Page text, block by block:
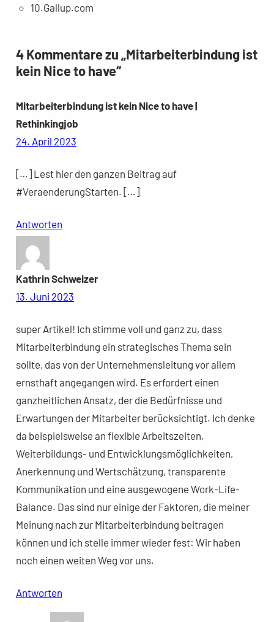
10.Gallup.com
4 Kommentare zu „Mitarbeiterbindung ist
kein Nice to have“
Mitarbeiterbindung ist kein Nice to have |
Rethinkingjob
24. April 2023
[…] Lest hier den ganzen Beitrag auf
#VeraenderungStarten. […]
Antworten
Kathrin Schweizer
13. Juni 2023
super Artikel! Ich stimme voll und ganz zu, dass
Mitarbeiterbindung ein strategisches Thema sein
sollte, das von der Unternehmensleitung vor allem
ernsthaft angegangen wird. Es erfordert einen
ganzheitlichen Ansatz, der die Bedürfnisse und
Erwartungen der Mitarbeiter berücksichtigt. Ich denke
da beispielsweise an flexible Arbeitszeiten,
Weiterbildungs- und Entwicklungsmöglichkeiten,
Anerkennung und Wertschätzung, transparente
Kommunikation und eine ausgewogene Work-Life-
Balance. Das sind nur einige der Faktoren, die meiner
Meinung nach zur Mitarbeiterbindung beitragen
können und ich stelle immer wieder fest: Wir haben
noch einen weiten Weg vor uns.
Antworten